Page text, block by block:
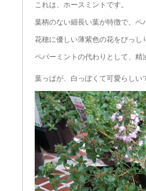
これは、ホースミントです。
葉柄のない細長い葉が特徴で、
花穂に優しい薄紫色の花をびっ
ペパーミントの代わりとして、精
葉っぱが、白っぽくて可愛らしい